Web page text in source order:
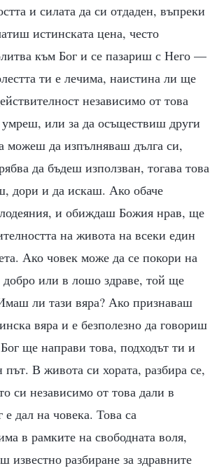
и силата да си отдаден, въпреки
истинската цена, често
към Бог и се пазариш с Него —
ти е лечима, наистина ли ще
независимо от това
или за да осъществиш други
можеш да изпълняваш дълга си,
да бъдеш използван, тогава това
дори и да искаш. Ако обаче
и обиждаш Божия нрав, ще
на живота на всеки един
Ако човек може да се покори на
добро или в лошо здраве, той ще
ли тази вяра? Ако признаваш
вяра и е безполезно да говориш
ще направи това, подходът ти и
В живота си хората, разбира се,
си независимо от това дали в
дал на човека. Това са
в рамките на свободната воля,
разбиране за здравните